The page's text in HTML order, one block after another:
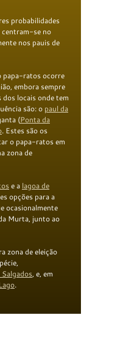
probabilidades
centram-se no
nos pauis de
papa-ratos ocorre
embora sempre
locais onde tem
são: o paul da
(Ponta da
. Estes são os
o papa-ratos em
zona de
e a lagoa de
opções para a
ocasionalmente
Murta, junto ao
zona de eleição
, e, em
.